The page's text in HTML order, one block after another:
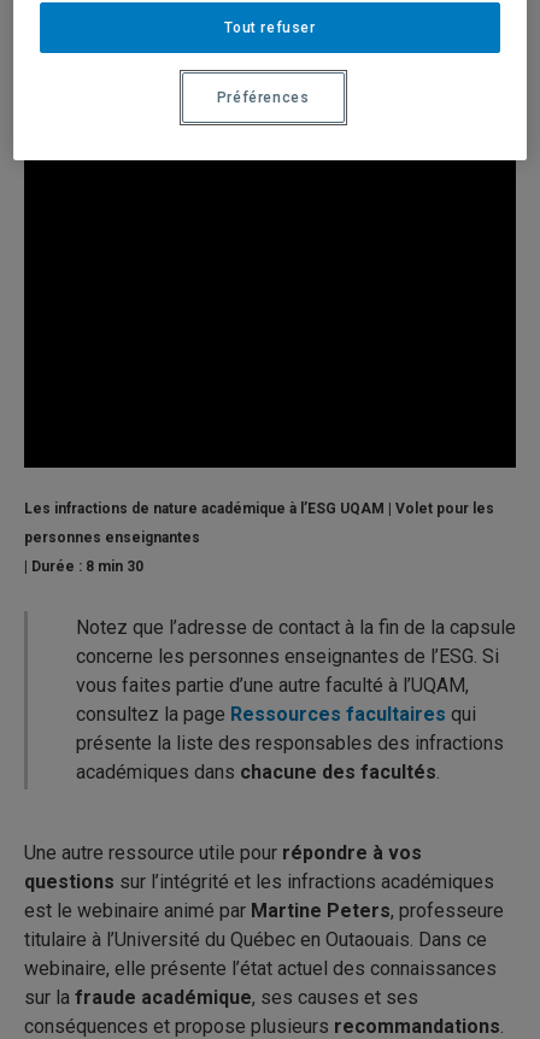
Les infractions de nature académique à l’ESG UQAM | Volet pour les
personnes enseignantes
| Durée : 8 min 30
Notez que l’adresse de contact à la fin de la capsule
concerne les personnes enseignantes de l’ESG. Si
vous faites partie d’une autre faculté à l’UQAM,
consultez la page Ressources facultaires qui
présente la liste des responsables des infractions
académiques dans chacune des facultés.
Une autre ressource utile pour répondre à vos
questions sur l’intégrité et les infractions académiques
est le webinaire animé par Martine Peters, professeure
titulaire à l’Université du Québec en Outaouais. Dans ce
webinaire, elle présente l’état actuel des connaissances
sur la fraude académique, ses causes et ses
conséquences et propose plusieurs recommandations.
Tout refuser
Préférences